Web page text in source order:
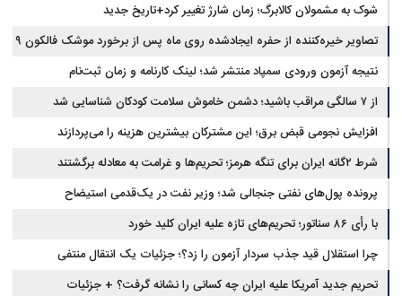
شوک به مشمولان کالابرگ؛ زمان شارژ تغییر کرد+تاریخ جدید
تصاویر خیره‌کننده از حفره ایجادشده روی ماه پس از برخورد موشک فالکون ۹
نتیجه آزمون ورودی سمپاد منتشر شد؛ لینک کارنامه و زمان ثبت‌نام
از ۷ سالگی مراقب باشید؛ دشمن خاموش سلامت کودکان شناسایی شد
افزایش نجومی قبض برق؛ این مشترکان بیشترین هزینه را می‌پردازند
شرط ۲گانه ایران برای تنگه هرمز؛ تحریم‌ها و غرامت به معادله برگشتند
پرونده پول‌های نفتی جنجالی شد؛ وزیر نفت در یک‌قدمی استیضاح
با رأی ۸۶ سناتور؛ تحریم‌های تازه علیه ایران کلید خورد
چرا استقلال قید جذب سردار آزمون را زد؟؛ جزئیات یک انتقال منتفی
تحریم جدید آمریکا علیه ایران چه کسانی را نشانه گرفت؟ + جزئیات